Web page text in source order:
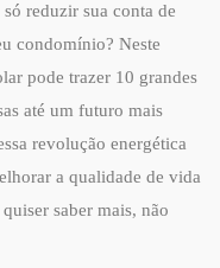
reduzir sua conta de
condomínio? Neste
pode trazer 10 grandes
até um futuro mais
revolução energética
a qualidade de vida
saber mais, não